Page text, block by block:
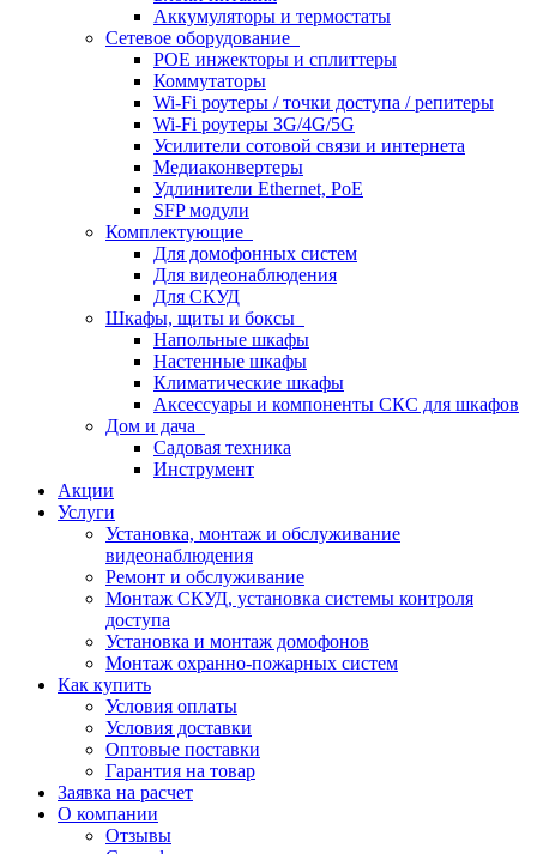
Аккумуляторы и термостаты
Сетевое оборудование
POE инжекторы и сплиттеры
Коммутаторы
Wi-Fi роутеры / точки доступа / репитеры
Wi-Fi роутеры 3G/4G/5G
Усилители сотовой связи и интернета
Медиаконвертеры
Удлинители Ethernet, PoE
SFP модули
Комплектующие
Для домофонных систем
Для видеонаблюдения
Для СКУД
Шкафы, щиты и боксы
Напольные шкафы
Настенные шкафы
Климатические шкафы
Аксессуары и компоненты СКС для шкафов
Дом и дача
Садовая техника
Инструмент
Акции
Услуги
Установка, монтаж и обслуживание
видеонаблюдения
Ремонт и обслуживание
Монтаж СКУД, установка системы контроля
доступа
Установка и монтаж домофонов
Монтаж охранно-пожарных систем
Как купить
Условия оплаты
Условия доставки
Оптовые поставки
Гарантия на товар
Заявка на расчет
О компании
Отзывы